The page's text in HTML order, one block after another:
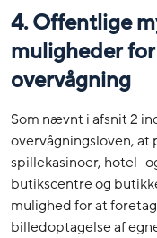
4. Offentlige
muligheder
overvågning
Som nævnt i afsnit 2
overvågningsloven,
spillekasinoer, hotel-
butikscentre og
mulighed for at
billedoptagelse af